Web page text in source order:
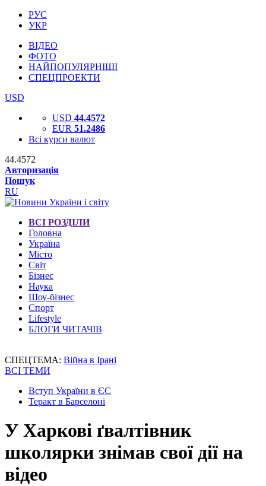
РУС
УКР
ВІДЕО
ФОТО
НАЙПОПУЛЯРНІШІ
СПЕЦПРОЕКТИ
USD
USD 44.4572
EUR 51.2486
Всі курси валют
44.4572
Авторизація
Пошук
RU
ВСІ РОЗДІЛИ
Головна
Україна
Місто
Світ
Бізнес
Наука
Шоу-бізнес
Спорт
Lifestyle
БЛОГИ ЧИТАЧІВ
СПЕЦТЕМА: Війна в Ірані
ВСІ ТЕМИ
Вступ України в ЄС
Теракт в Барселоні
У Харкові ґвалтівник
школярки знімав свої дії на
відео